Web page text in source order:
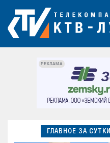
РЕКЛАМА
ГЛАВНОЕ ЗА СУТКИ